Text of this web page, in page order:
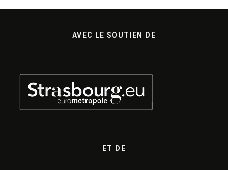
AVEC LE SOUTIEN DE
ET DE